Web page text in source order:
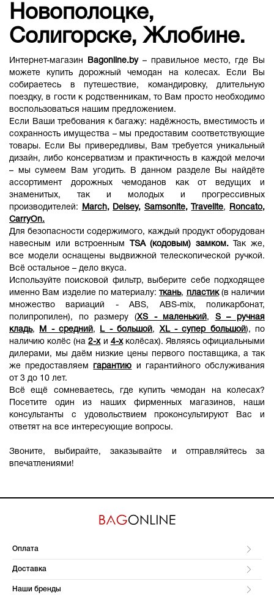
Новополоцке,
Солигорске, Жлобине.
Интернет-магазин Bagonline.by– правильное место, где Вы
можете купить дорожный чемодан на колесах. Если Вы
собираетесь в путешествие, командировку, длительную
поездку, в гости к родственникам, то Вам просто необходимо
воспользоваться нашим предложением.
Если Ваши требования к багажу: надёжность, вместимость и
сохранность имущества – мы предоставим соответствующие
товары. Если Вы привередливы, Вам требуется уникальный
дизайн, либо консерватизм и практичность в каждой мелочи
– мы сумеем Вам угодить. В данном разделе Вы найдёте
ассортимент дорожных чемоданов как от ведущих и
знаменитых, так и молодых и прогрессивных
производителей:
March, Delsey, Samsonite,Travelite, Roncato,
CarryOn.
Для безопасности содержимого, каждый продукт оборудован
навесным или встроенным TSA (кодовым) замком.Так же,
все модели оснащены выдвижной телескопической ручкой.
Всё остальное – дело вкуса.
Используйте поисковой фильтр, выберите себе подходящее
именно Вам изделие по материалу:ткань, пластик(в наличии
множество вариаций - ABS, ABS-mix, поликарбонат,
полипропилен), по размеру (XS - маленький, S – ручная
кладь, M - средний, L - большой, XL - супер большой), по
наличию колёс (на2-хи 4-хколёсах). Являясь официальными
дилерами, мы даём низкие цены первого поставщика, а так
же предоставляем гарантию и гарантийного обслуживания
от 3 до 10 лет.
Всё ещё сомневаетесь, где купить чемодан на колесах?
Посетите один из наших фирменных магазинов, наши
консультанты с удовольствием проконсультируют Вас и
ответят на все интересующие вопросы.
Звоните, выбирайте, заказывайте и отправляйтесь за
впечатлениями!
Оплата
Доставка
Наши бренды